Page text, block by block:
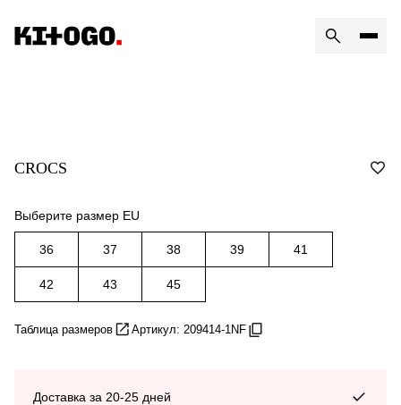
CROCS
Выберите размер EU
36 37 38 39 41
42 43 45
Таблица размеров Артикул: 209414-1NF
Доставка за 20-25 дней